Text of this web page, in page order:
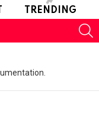
TRENDING